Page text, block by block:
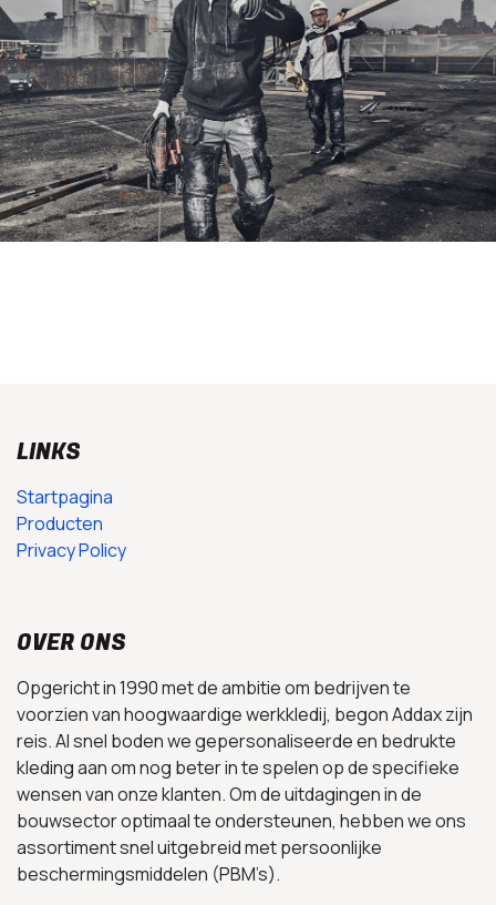
LINKS
Startpagina
Producten
Privacy Policy
OVER ONS
Opgericht in 1990 met de ambitie om bedrijven te
voorzien van hoogwaardige werkkledij, begon Addax zijn
reis. Al snel boden we gepersonaliseerde en bedrukte
kleding aan om nog beter in te spelen op de specifieke
wensen van onze klanten. Om de uitdagingen in de
bouwsector optimaal te ondersteunen, hebben we ons
assortiment snel uitgebreid met persoonlijke
beschermingsmiddelen (PBM’s).